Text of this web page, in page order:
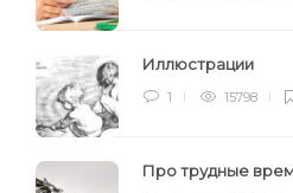
Иллюстрации
1 15798
Про трудные